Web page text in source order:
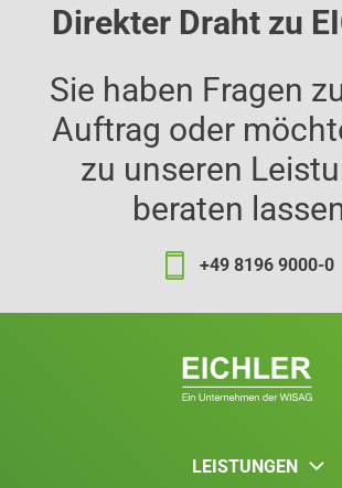
Direkter Draht zu
Sie haben Fragen
Auftrag oder
zu unseren
beraten
+49 8196 9000-0
LEISTUNGEN